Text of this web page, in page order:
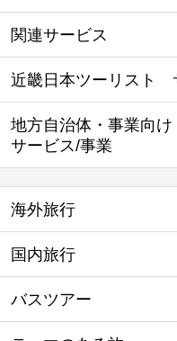
関連サービス
近畿日本ツーリスト
地方自治体・事業向け
サービス/事業
海外旅行
国内旅行
バスツアー